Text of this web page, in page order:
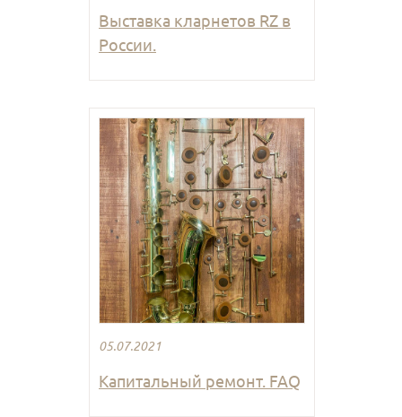
Выставка кларнетов RZ в
России.
05.07.2021
Капитальный ремонт. FAQ